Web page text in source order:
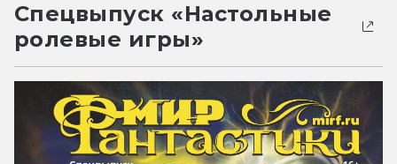
Спецвыпуск «Настольные
ролевые игры»